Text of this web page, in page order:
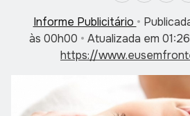
Informe Publicitário •
às 00h00 • Atualizada em
https://